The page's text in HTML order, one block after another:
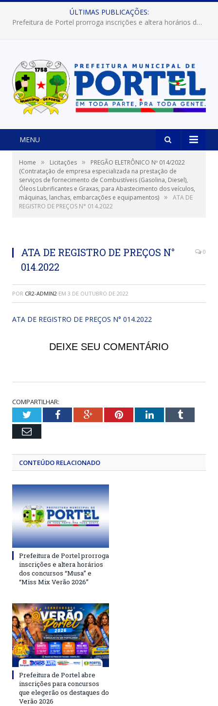
ÚLTIMAS PUBLICAÇÕES:
Prefeitura de Portel abre inscrições para concursos que elegerão os destaques do Verão 2026
MENU
Home » Licitações »
PREGÃO ELETRÔNICO Nº 014/2022
(Contratação de empresa especializada na prestação de
serviços de fornecimento de Combustíveis (Gasolina, Diesel),
Óleos Lubrificantes e Graxas, para Abastecimento dos veículos,
máquinas, lanchas, embarcações e equipamentos) »
ATA DE
REGISTRO DE PREÇOS N° 014.2022
ATA DE REGISTRO DE PREÇOS N°
014.2022
0
POR CR2-ADMIN2 EM 3 DE OUTUBRO DE 2022
ATA DE REGISTRO DE PREÇOS N° 014.2022
DEIXE SEU COMENTÁRIO
COMPARTILHAR:
TwitterFacebookGoogle+PinterestLinkedInTumblr
Email
CONTEÚDO RELACIONADO
Prefeitura de Portel prorroga
inscrições e altera horários
dos concursos “Musa” e
“Miss Mix Verão 2026”
Prefeitura de Portel abre
inscrições para concursos
que elegerão os destaques do
Verão 2026